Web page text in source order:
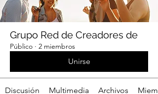
Grupo Red de Creadores de
Público · 2 miembros
Unirse
Discusión Multimedia Archivos